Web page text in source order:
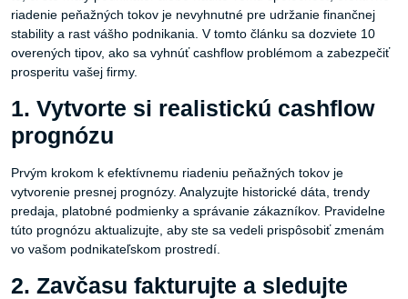
riadenie peňažných tokov je nevyhnutné pre udržanie finančnej
stability a rast vášho podnikania. V tomto článku sa dozviete 10
overených tipov, ako sa vyhnúť cashflow problémom a zabezpečiť
prosperitu vašej firmy.
1. Vytvorte si realistickú cashflow
prognózu
Prvým krokom k efektívnemu riadeniu peňažných tokov je
vytvorenie presnej prognózy. Analyzujte historické dáta, trendy
predaja, platobné podmienky a správanie zákazníkov. Pravidelne
túto prognózu aktualizujte, aby ste sa vedeli prispôsobiť zmenám
vo vašom podnikateľskom prostredí.
2. Zavčasu fakturujte a sledujte